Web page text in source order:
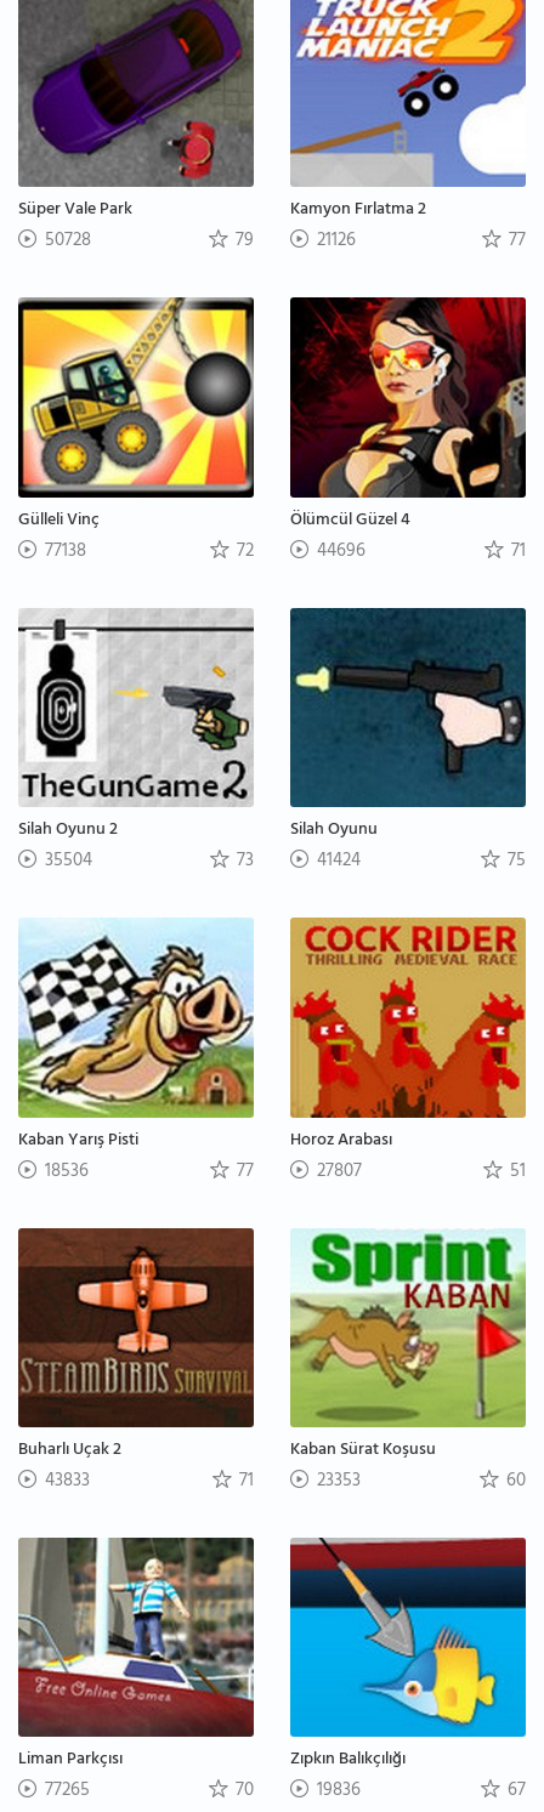
Süper Vale Park
50728 79
Kamyon Fırlatma 2
21126 77
Gülleli Vinç
77138 72
Ölümcül Güzel 4
44696 71
Silah Oyunu 2
35504 73
Silah Oyunu
41424 75
Kaban Yarış Pisti
18536 77
Horoz Arabası
27807 51
Buharlı Uçak 2
43833 71
Kaban Sürat Koşusu
23353 60
Liman Parkçısı
77265 70
Zıpkın Balıkçılığı
19836 67